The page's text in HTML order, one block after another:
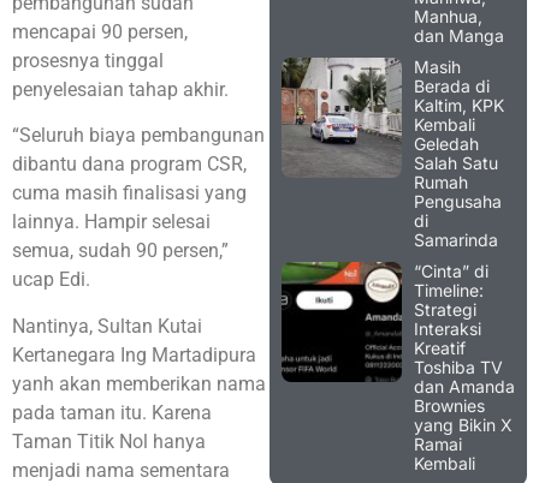
mencapai 90 persen,
prosesnya tinggal
penyelesaian tahap akhir.
“Seluruh biaya pembangunan
dibantu dana program CSR,
cuma masih finalisasi yang
lainnya. Hampir selesai
semua, sudah 90 persen,”
ucap Edi.
Nantinya, Sultan Kutai
Kertanegara Ing Martadipura
yanh akan memberikan nama
pada taman itu. Karena
Taman Titik Nol hanya
menjadi nama sementara
Manhua,
dan Manga
Masih
Berada di
Kaltim, KPK
Kembali
Geledah
Salah Satu
Rumah
Pengusaha
di
Samarinda
“Cinta” di
Timeline:
Strategi
Interaksi
Kreatif
Toshiba TV
dan Amanda
Brownies
yang Bikin X
Ramai
Kembali